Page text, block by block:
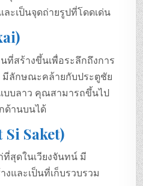
ะเป็นจุดถ่ายรูปที่โดดเด่น
ที่สร้างขึ้นเพื่อระลึกถึงการ
มีลักษณะคล้ายกับประตูชัย
บลาว คุณสามารถขึ้นไป
ด้านบนได้
Si Saket)
ที่สุดในเวียงจันทน์ มี
และเป็นที่เก็บรวบรวม